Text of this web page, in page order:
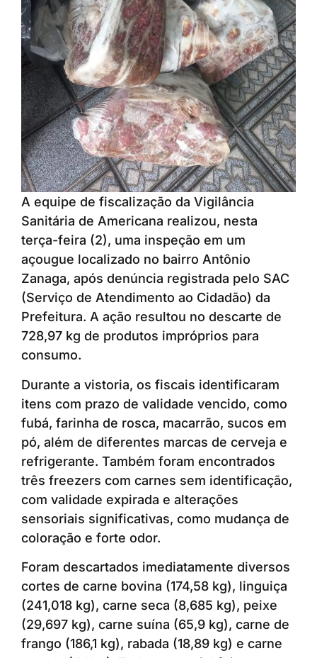
A equipe de fiscalização da Vigilância
Sanitária de Americana realizou, nesta
terça-feira (2), uma inspeção em um
açougue localizado no bairro Antônio
Zanaga, após denúncia registrada pelo SAC
(Serviço de Atendimento ao Cidadão) da
Prefeitura. A ação resultou no descarte de
728,97 kg de produtos impróprios para
consumo.
Durante a vistoria, os fiscais identificaram
itens com prazo de validade vencido, como
fubá, farinha de rosca, macarrão, sucos em
pó, além de diferentes marcas de cerveja e
refrigerante. Também foram encontrados
três freezers com carnes sem identificação,
com validade expirada e alterações
sensoriais significativas, como mudança de
coloração e forte odor.
Foram descartados imediatamente diversos
cortes de carne bovina (174,58 kg), linguiça
(241,018 kg), carne seca (8,685 kg), peixe
(29,697 kg), carne suína (65,9 kg), carne de
frango (186,1 kg), rabada (18,89 kg) e carne